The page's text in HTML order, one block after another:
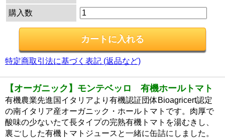
購入数
特定商取引法に基づく表記 (返品など)
【オーガニック】モンテベッロ 有機ホールトマト
有機農業先進国イタリアより有機認証団体Bioagricert認定
の南イタリア産オーガニック・ホールトマトです。肉厚で
酸味の少ないたて長タイプの完熟有機トマトを湯むきし、
裏ごしした有機トマトジュースと一緒に缶詰にしました。